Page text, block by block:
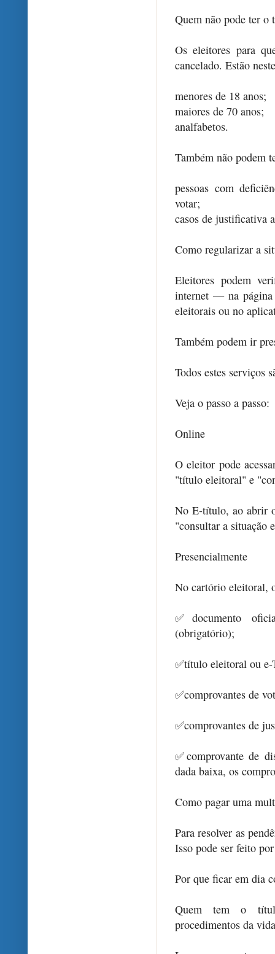
Quem não pode ter o
Os eleitores para
cancelado. Estão
menores de 18 anos;
maiores de 70 anos;
analfabetos.
Também não podem
pessoas com
votar;
casos de justificativa
Como regularizar a
Eleitores podem
internet — na
eleitorais ou no
Também podem ir
Todos estes serviços
Veja o passo a passo:
Online
O eleitor pode
"título eleitoral" e
No E-título, ao abrir
"consultar a situação
Presencialmente
No cartório eleitoral,
✅documento
(obrigatório);
✅título eleitoral ou
✅comprovantes de
✅comprovantes de
✅comprovante de
dada baixa, os
Como pagar uma
Para resolver as
Isso pode ser feito
Por que ficar em dia
Quem tem o
procedimentos da